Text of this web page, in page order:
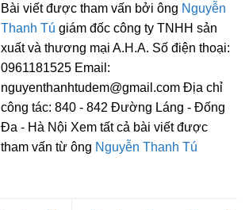
Bài viết được tham vấn bởi ông Nguyễn
Thanh Tú giám đốc công ty TNHH sản
xuất và thương mại A.H.A. Số điện thoại:
0961181525 Email:
nguyenthanhtudem@gmail.com Địa chỉ
công tác: 840 - 842 Đường Láng - Đống
Đa - Hà Nội Xem tất cả bài viết được
tham vấn từ ông Nguyễn Thanh Tú